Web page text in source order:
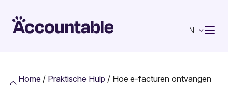
NL
Home / Praktische Hulp / Hoe e-facturen ontvangen